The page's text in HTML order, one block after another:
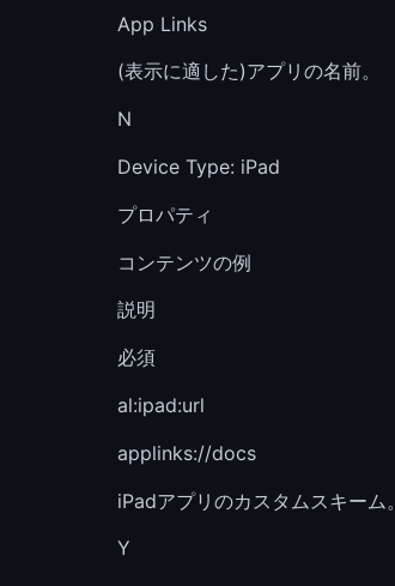
App Links
(表示に適した)アプリの名前。
N
Device Type: iPad
プロパティ
コンテンツの例
説明
必須
al:ipad:url
applinks://docs
iPadアプリのカスタムスキーム。
Y